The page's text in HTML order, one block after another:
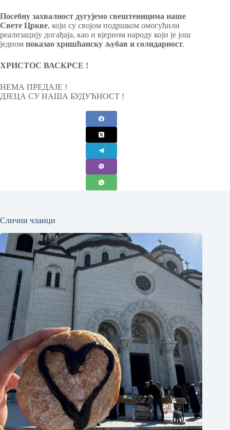
Посебну захвалност дугујемо свештеницима наше
Свете Цркве, који су својом подршком омогућили
реализацију догађаја, као и вјерном народу који је још
једном показао хришћанску љубав и солидарност.
ХРИСТОС ВАСКРСЕ !
НЕМА ПРЕДАЈЕ !
ДЈЕЦА СУ НАША БУДУЋНОСТ !
Слични чланци